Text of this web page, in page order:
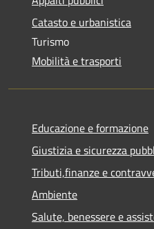
Catasto e urbanistica
Turismo
Mobilità e trasporti
Educazione e formazione
Giustizia e sicurezza
Tributi,finanze e
Ambiente
Salute, benessere e